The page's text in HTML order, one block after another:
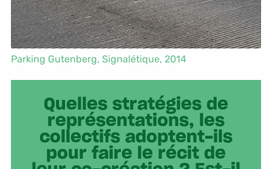
Parking Gutenberg, Signalétique, 2014
Quelles stratégies de
représentations, les
collectifs adoptent-ils
pour faire le récit de